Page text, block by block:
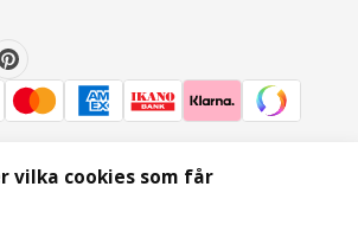
Cookies
vilka cookies som får